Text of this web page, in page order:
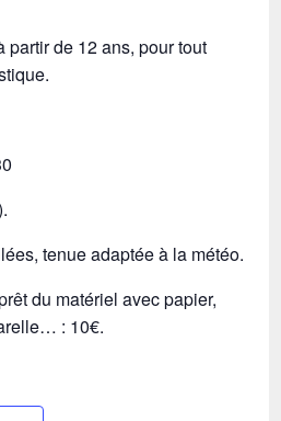
de 12 ans, pour tout
tenue adaptée à la météo.
du matériel avec papier,
: 10€.